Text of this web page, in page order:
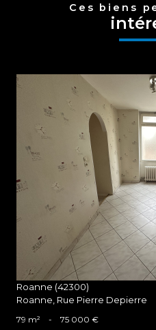
Ces biens
voir
Roanne (42300)
Roanne, Rue Pierre Depierre
79 m² - 75 000 €